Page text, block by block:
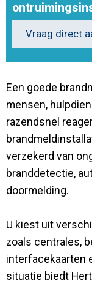
Contact
Vraag direct
Een goede
mensen,
razendsnel
verzekerd van
branddetectie,
doormelding.
U kiest uit
zoals centrales,
interfacekaarten
situatie biedt